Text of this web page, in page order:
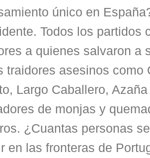
único en
Todos los partidos
a quienes salvaron a
traidores asesinos como
Largo Caballero,
de monjas y
¿Cuantas personas
en las fronteras de